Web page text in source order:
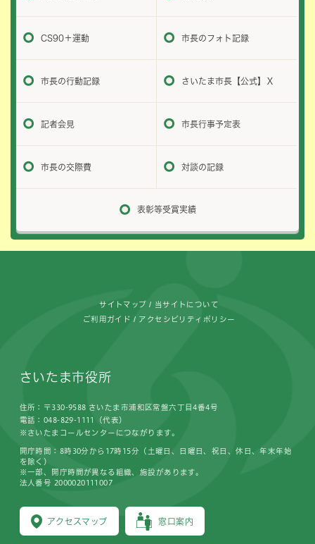
CS90＋運動 市長のフォト記録
市長の行動記録 さいたま市長【公式】Ｘ
記者会見 市長行事予定表
市長の交際費 対談の記録
表彰等受賞実績
サイトマップ 当サイトについて
ご利用ガイド アクセシビリティポリシー
さいたま市役所
住所：〒330-9588 さいたま市浦和区常盤六丁目4番4号
電話：048-829-1111（代表）
※さいたまコールセンターにつながります。
アクセスマップ 窓口案内
開庁時間：8時30分から17時15分（土曜日、日曜日、祝日、休日、年末年始
を除く）
※一部、開庁時間が異なる組織、施設があります。
法人番号 2000020111007